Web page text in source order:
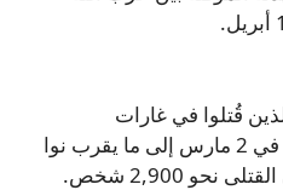
قُتلوا في غارات
إسرائيلية منذ تجدد التصعيد في 2 مارس إلى ما يقرب نوا